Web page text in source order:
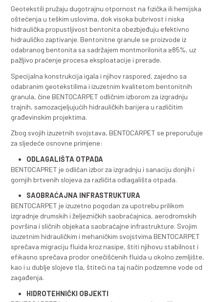
OPIS
BENTOCARPET je geosintetički tepih sa bentonitnom
(GCL) proizveden od ravnomjerno raspoređenog sloja
bubrećih, natrijumski aktiviranih bentonitnih granula,
geotekstila, koji su posebnom metodom iglanja
iglama kroz sve komponente), mehanički spojeni sa
postizanja zahtijevane otpornosti na smicanje.
oštećenja u teškim uslovima, dok visoka bubrivost i
hidraulička propustljivost bentonita obezbjeđuju
hidrauličko zaptivanje. Bentonitne granule se
odabranog bentonita sa sadržajem montmorilonita
pažljivo praćenje procesa eksploatacije i prerade.
Specijalna konstrukcija igala i njihov raspored,
odabranim geotekstilima i izuzetnim kvalitetom
granula, čine BENTOCARPET odličnim izborom za
trajnih, samozacjeljujućih hidrauličkih barijera u
građevinskim projektima.
Zbog svojih izuzetnih svojstava, BENTOCARPET se
za sljedeće osnovne primjene: